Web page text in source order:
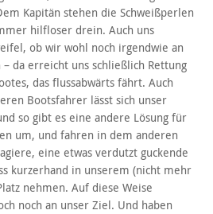
Kapitän stehen die Schweißperlen
hilfloser drein. Auch uns
ob wir wohl noch irgendwie an
da erreicht uns schließlich Rettung
das flussabwärts fährt. Auch
Bootsfahrer lässt sich unser
so gibt es eine andere Lösung für
um, und fahren in dem anderen
eine etwas verdutzt guckende
kurzerhand in unserem (nicht mehr
nehmen. Auf diese Weise
noch an unser Ziel. Und haben